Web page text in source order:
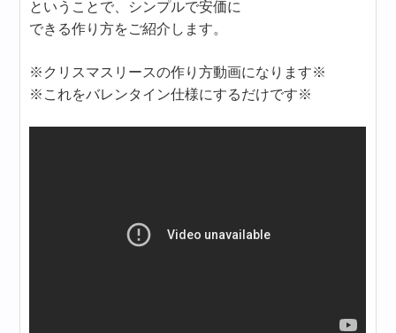
ということで、シンプルで安価に
できる作り方をご紹介します。
※クリスマスリースの作り方動画になります※
※これをバレンタイン仕様にするだけです※